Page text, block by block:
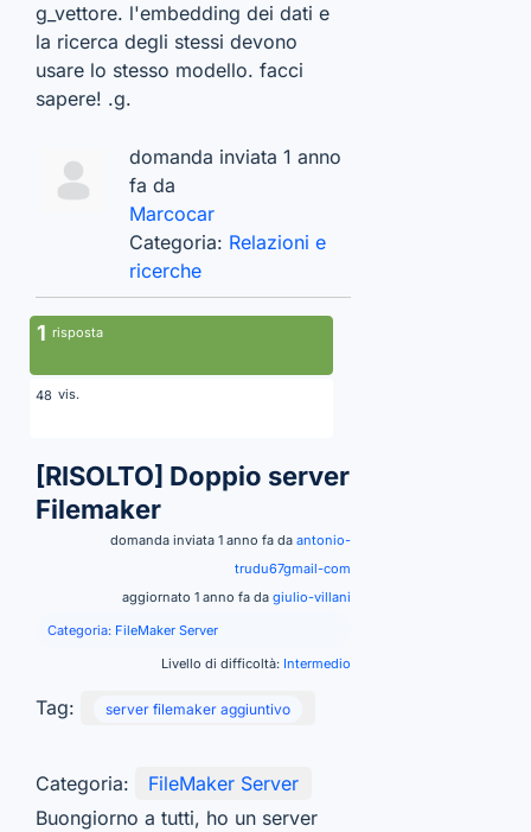
g_vettore. l'embedding dei dati e
la ricerca degli stessi devono
usare lo stesso modello. facci
sapere! .g.
domanda inviata 1 anno
fa da
Marcocar
Categoria: Relazioni e
ricerche
1 risposta
48 vis.
[RISOLTO] Doppio server
Filemaker
domanda inviata 1 anno fa da antonio-
trudu67gmail-com
aggiornato 1 anno fa da giulio-villani
Categoria: FileMaker Server
Livello di difficoltà: Intermedio
Tag: server filemaker aggiuntivo
Categoria:
FileMaker Server
Buongiorno a tutti, ho un server